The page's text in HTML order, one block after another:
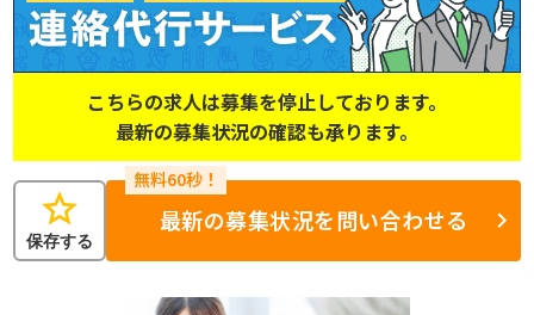
こちらの求人は募集を停止しております。
最新の募集状況の確認も承ります。
star
保存する
最新の募集状況を問い合わせる